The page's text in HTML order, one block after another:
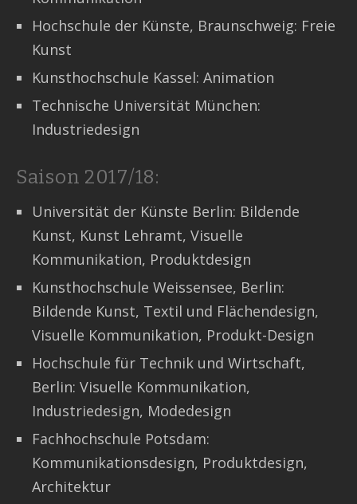
Hochschule der Künste, Braunschweig: Freie
Kunst
Kunsthochschule Kassel: Animation
Technische Universität München:
Industriedesign
Saison 2017/18:
Universität der Künste Berlin: Bildende
Kunst, Kunst Lehramt, Visuelle
Kommunikation, Produktdesign
Kunsthochschule Weissensee, Berlin:
Bildende Kunst, Textil und Flächendesign,
Visuelle Kommunikation, Produkt-Design
Hochschule für Technik und Wirtschaft,
Berlin: Visuelle Kommunikation,
Industriedesign, Modedesign
Fachhochschule Potsdam:
Kommunikationsdesign, Produktdesign,
Architektur